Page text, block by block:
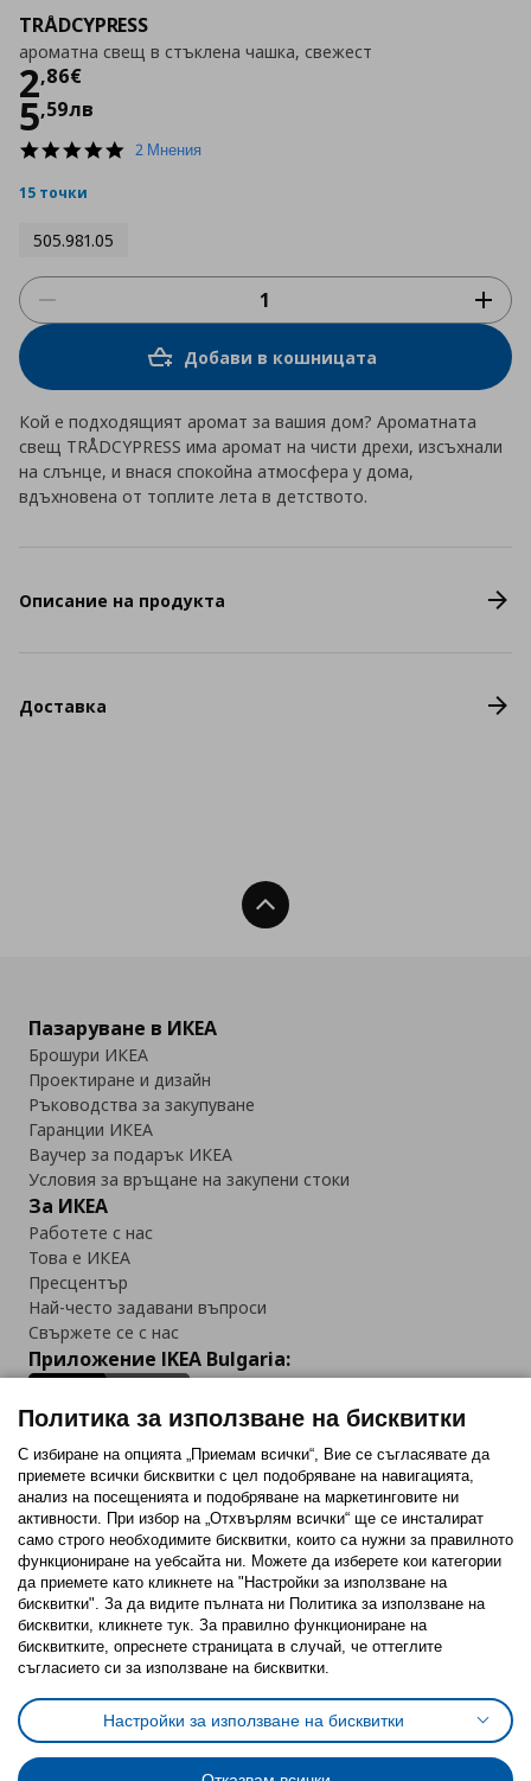
TRÅDCYPRESS
ароматна свещ в стъклена чашка, свежест
2,86€
Цена
5,59лв
5.0
2 Мнения
15 точки
505.981.05
Добави в кошницата
Кой е подходящият аромат за вашия дом? Ароматната
свещ TRÅDCYPRESS има аромат на чисти дрехи, изсъхнали
на слънце, и внася спокойна атмосфера у дома,
вдъхновена от топлите лета в детството.
Описание на продукта
Доставка
Нагоре
Пазаруване в ИКЕА
Брошури ИКЕА
Проектиране и дизайн
Ръководства за закупуване
Гаранции ИКЕА
Ваучер за подарък ИКЕА
Условия за връщане на закупени стоки
За ИКЕА
Работете с нас
Това е ИКЕА
Пресцентър
Най-често задавани въпроси
Свържете се с нас
Приложение IKEA Bulgaria:
Последвайте ни:
FacebookTwitterYoutubePinterestInstagram
Политика за използване на бисквитки (Cookies)
Избор на настройки за използване на бисквитки
Условия за ползване на ikea.bgОбща политика за личните данни
Политика за защита на личните данни на ikea.bg
Общи условия на програма IKEA Family
Политика за използване на бисквитки
С избиране на опцията „Приемам всички“, Вие се съгласявате да
приемете всички бисквитки с цел подобряване на навигацията,
анализ на посещенията и подобряване на маркетинговите ни
активности. При избор на „Отхвърлям всички“ ще се инсталират
само строго необходимитe бисквитки, които са нужни за правилното
функциониране на уебсайта ни. Можете да изберете кои категории
да приемете като кликнете на "Настройки за използване на
бисквитки". За да видите пълната ни Политика за използване на
бисквитки, кликнете тук. За правилно функциониране на
бисквитките, опреснете страницата в случай, че оттеглите
съгласието си за използване на бисквитки.
Настройки за използване на бисквитки